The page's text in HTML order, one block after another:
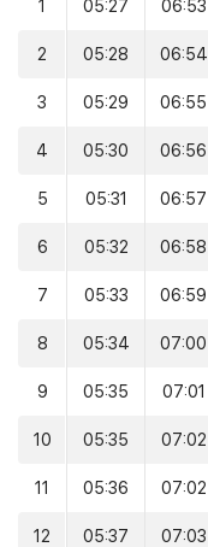
1 05:27 06:53
2 05:28 06:54
3 05:29 06:55
4 05:30 06:56
5 05:31 06:57
6 05:32 06:58
7 05:33 06:59
8 05:34 07:00
9 05:35 07:01
10 05:35 07:02
11 05:36 07:02
12 05:37 07:03